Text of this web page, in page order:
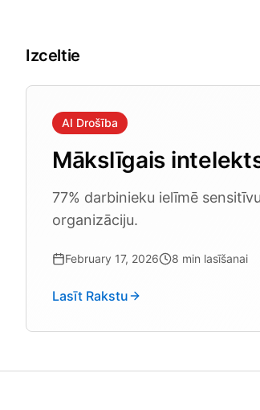
Izceltie
AI Drošība
Mākslīgais
77% darbinieku ielīmē
organizāciju.
February 17, 2026 8 min lasīšanai
Lasīt Rakstu